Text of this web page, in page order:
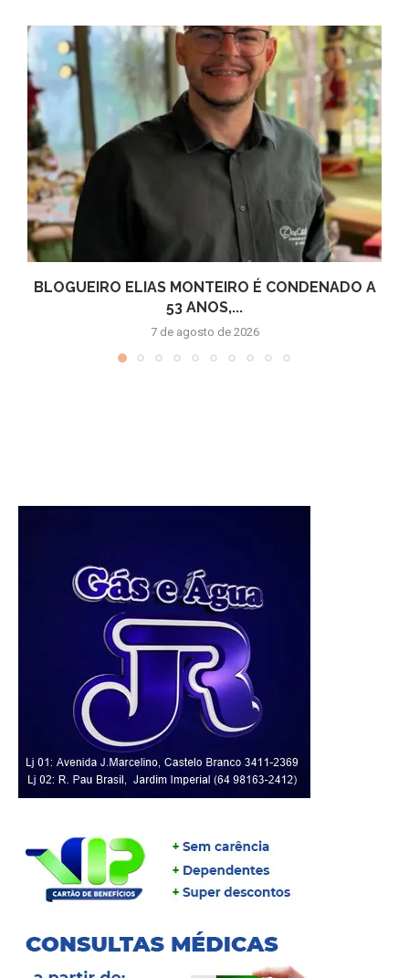
BLOGUEIRO ELIAS MONTEIRO É CONDENADO A
53 ANOS,...
7 de agosto de 2026